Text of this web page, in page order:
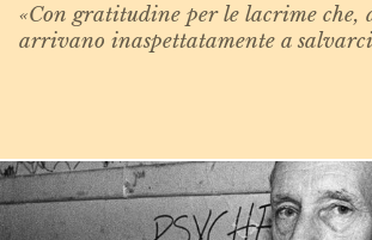
«Con gratitudine per le lacrime che,
arrivano inaspettatamente a